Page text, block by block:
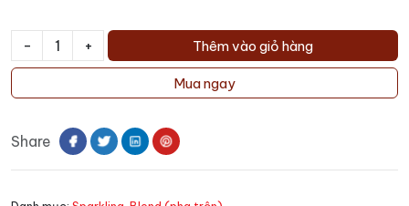
-
Rượu
Oroperla
Extra
+ Thêm vào giỏ hàng
Mua ngay
Share